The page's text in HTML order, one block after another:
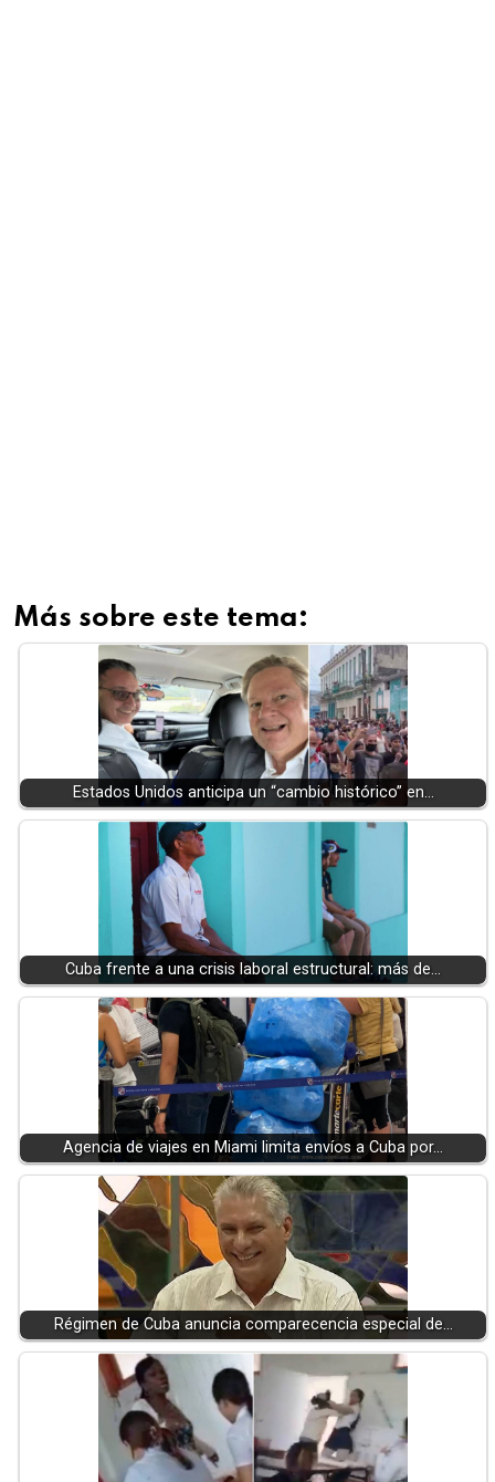
Más sobre este tema:
Estados Unidos anticipa un “cambio histórico” en…
Cuba frente a una crisis laboral estructural: más de…
Agencia de viajes en Miami limita envíos a Cuba por…
Régimen de Cuba anuncia comparecencia especial de…